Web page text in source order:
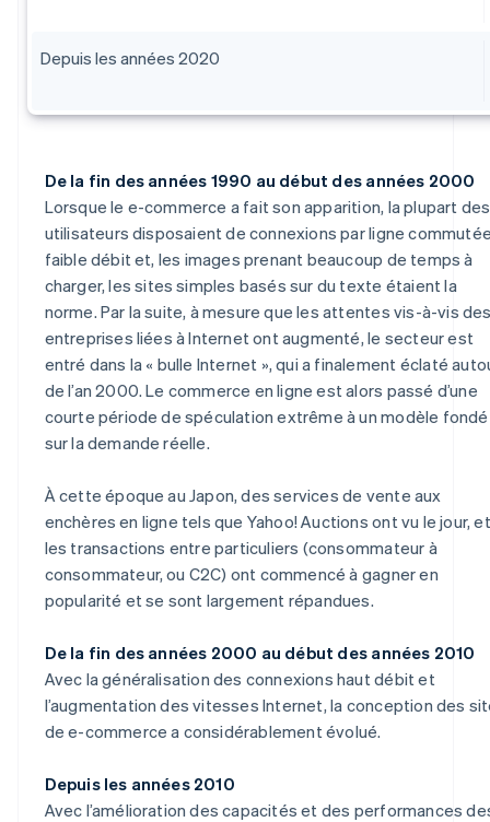
Depuis les années 2020
De la fin des années 1990 au début des années 2000
Lorsque le e-commerce a fait son apparition, la plupart des
utilisateurs disposaient de connexions par ligne
faible débit et, les images prenant beaucoup de temps à
charger, les sites simples basés sur du texte étaient la
norme. Par la suite, à mesure que les attentes vis-à-vis
entreprises liées à Internet ont augmenté, le secteur est
entré dans la « bulle Internet », qui a finalement éclaté
de l’an 2000. Le commerce en ligne est alors passé d’une
courte période de spéculation extrême à un modèle fondé
sur la demande réelle.
À cette époque au Japon, des services de vente aux
enchères en ligne tels que Yahoo! Auctions ont vu le jour, et
les transactions entre particuliers (consommateur à
consommateur, ou C2C) ont commencé à gagner en
popularité et se sont largement répandues.
De la fin des années 2000 au début des années 2010
Avec la généralisation des connexions haut débit et
l’augmentation des vitesses Internet, la conception des
de e-commerce a considérablement évolué.
Depuis les années 2010
Avec l’amélioration des capacités et des performances